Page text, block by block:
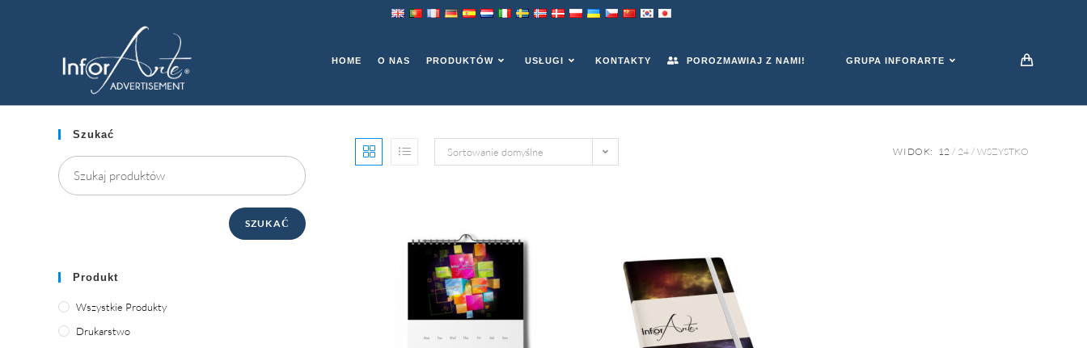
HOME O NAS PRODUKTÓW USŁUGI KONTAKTY POROZMAWIAJ Z NAMI! GRUPA INFORARTE
KALENDARZE & PAMIĘTNIKI
Sortowanie domyślne WIDOK: 12 24 WSZYSTKO
Szukać
SZUKAĆ
Produkt
Wszystkie Produkty
Drukarstwo